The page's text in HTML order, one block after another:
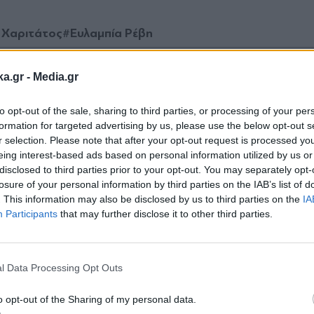
- Media.gr
opt-out of the sale, sharing to third parties, or processing of your
for targeted advertising by us, please use the below opt-out
selection. Please note that after your opt-out request is processed
interest-based ads based on personal information utilized by us
to third parties prior to your opt-out. You may separately
of your personal information by third parties on the IAB’s list of
This information may also be disclosed by us to third parties on the
Participants that may further disclose it to other third parties.
Data Processing Opt Outs
opt-out of the Sharing of my personal data.
#Ευλαμπία Ρέβη
μας στο
Ακολουθήστε
twitter
newsletter